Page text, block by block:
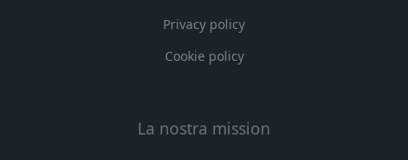
Privacy policy
Cookie policy
La nostra mission